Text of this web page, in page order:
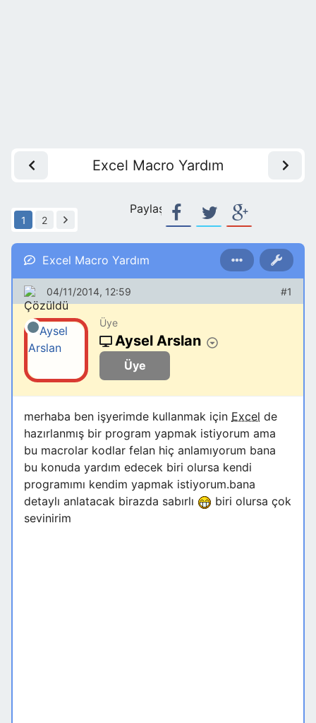
Excel Macro Yardım
1 2
Paylaş:
Excel Macro Yardım
04/11/2014, 12:59 #1
Üye
Aysel Arslan
Üye
merhaba ben işyerimde kullanmak için Excel de
hazırlanmış bir program yapmak istiyorum ama
bu macrolar kodlar felan hiç anlamıyorum bana
bu konuda yardım edecek biri olursa kendi
programımı kendim yapmak istiyorum.bana
detaylı anlatacak birazda sabırlı
biri olursa çok
sevinirim